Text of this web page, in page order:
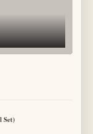
Set)